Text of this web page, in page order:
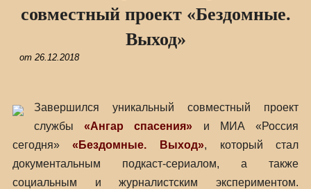
совместный проект «Бездомные.
Выход»
от 26.12.2018
Завершился уникальный совместный проект
службы«Ангар спасения» и МИА «Россия
сегодня»«Бездомные. Выход», который стал
документальным подкаст-сериалом, а также
социальным и журналистским экспериментом.